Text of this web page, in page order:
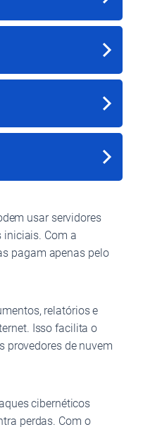
usar servidores
iniciais. Com a
pagam apenas pelo
relatórios e
Isso facilita o
provedores de nuvem
cibernéticos
perdas. Com o